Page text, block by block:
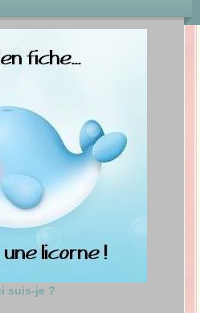
suis-je ?